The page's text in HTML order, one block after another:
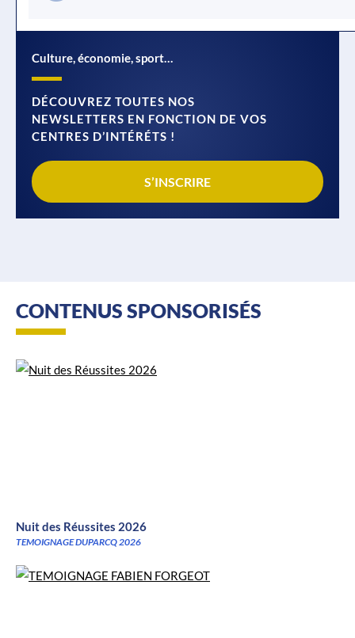
Culture, économie, sport…
DÉCOUVREZ TOUTES NOS
NEWSLETTERS EN FONCTION DE VOS
CENTRES D’INTÉRÉTS !
S’INSCRIRE
CONTENUS SPONSORISÉS
Nuit des Réussites 2026
TEMOIGNAGE DUPARCQ 2026